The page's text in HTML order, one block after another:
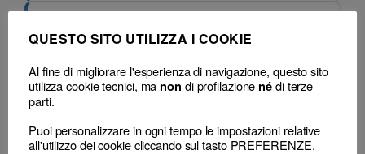
Impugnazione al CNF: inammissibili motivi
aggiunti al ricorso già proposto
Corte di Cassazione (pres. Travaglino Giacomo, rel.
Tedesco Giuseppe), sentenza n. 9949 del 12 Aprile 2024
SENTENZA
QUESTO SITO UTILIZZA I COOKIE
Al fine di migliorare l'esperienza di navigazione, questo sito
utilizza cookie tecnici, ma non di profilazione nédi terze
parti.
Puoi personalizzare in ogni tempo le impostazioni relative
all'utilizzo dei cookie cliccando sul tasto PREFERENZE.